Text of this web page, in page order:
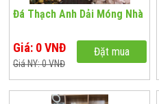
Đá Thạch Anh Dải Móng Nhà
Giá: 0 VNĐ
Giá NY: 0 VNĐ
Đặt mua